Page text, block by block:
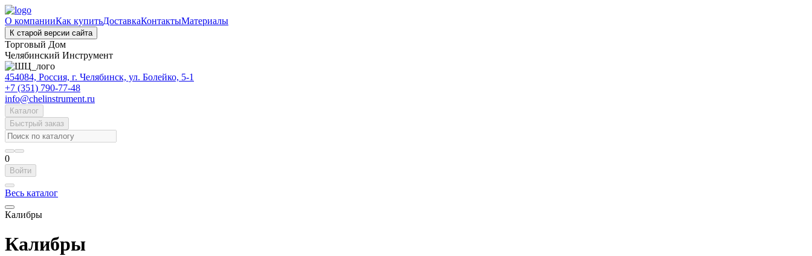
О компанииКак купитьДоставкаКонтактыМатериалы
К старой версии сайта
Торговый Дом
Челябинский Инструмент
454084, Россия, г. Челябинск, ул. Болейко, 5-1
+7 (351) 790-77-48
info@chelinstrument.ru
Каталог
Быстрый заказ
0
Войти
Весь каталог
Калибры
Калибры